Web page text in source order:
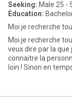
Seeking: Male 25 -
Education:
Moi je recherche
Moi je recherche
veux dire par la
connaitre la
loin ! Sinon en